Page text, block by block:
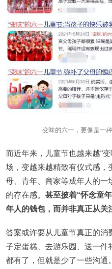
变味的六一，更像是一
而近年来，儿童节也越来越“
场，变越来越精致有仪式感，
母、青年、商家等成年人的一
的存在感。 甚至披着“怀念童
年人的钱包，而并非真正从关
答案或许要从儿童节真正的消
子定蛋糕、去游乐园、送一
都有了，但就是少了一些沟通